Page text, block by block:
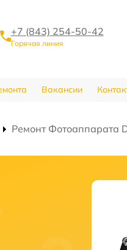
+7 (843) 254-50-42
Горячая линия
Вакансии
Ремонт Фотоаппарата